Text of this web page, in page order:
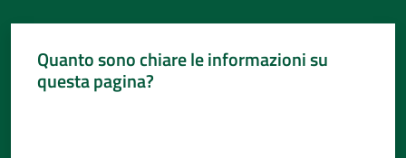
Quanto sono chiare le informazioni su
questa pagina?